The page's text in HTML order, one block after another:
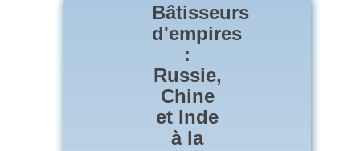
Bâtisseurs
d'empires
:
Russie,
Chine
et Inde
à la